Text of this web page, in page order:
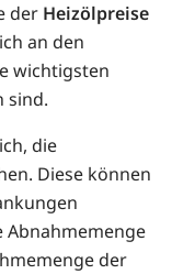
der Heizölpreise
an den
wichtigsten
sind.
die
Diese können
Abnahmemenge
der